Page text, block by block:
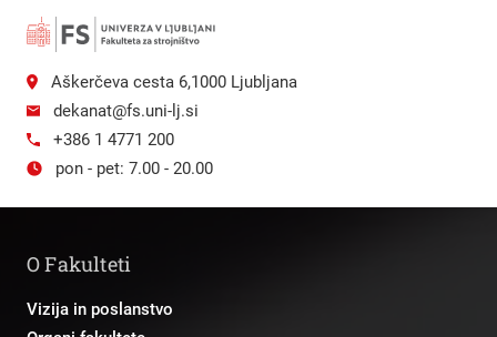
Aškerčeva cesta 6,1000 Ljubljana
dekanat@fs.uni-lj.si
+386 1 4771 200
pon - pet: 7.00 - 20.00
O Fakulteti
Vizija in poslanstvo